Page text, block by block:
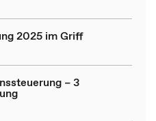
2025 im Griff
– 3